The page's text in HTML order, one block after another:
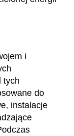
i
tych
do
instalacje